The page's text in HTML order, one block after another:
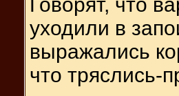
уходили в
выражались
что тряслись-